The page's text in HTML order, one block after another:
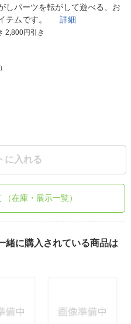
しパーツを転がして遊べる、お
イテムです。 詳細
2,800円引き
）
に入れる
在庫・展示一覧）
緒に購入されている商品は